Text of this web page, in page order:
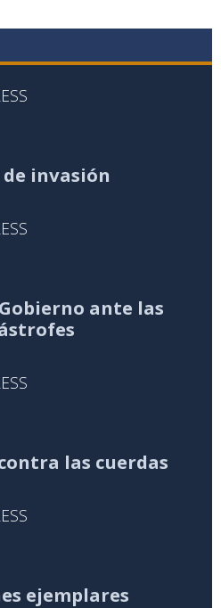
de invasión
ante las
las cuerdas
ejemplares